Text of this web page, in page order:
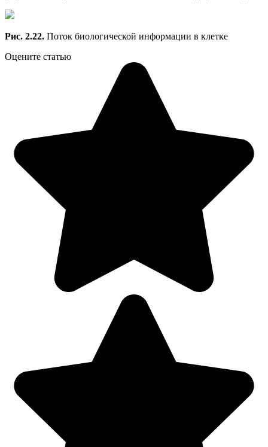
Рис. 2.22. Поток биологической информации в клетке
Оцените статью